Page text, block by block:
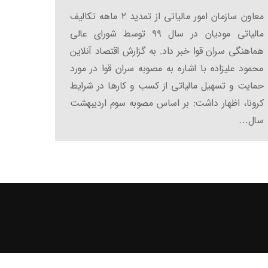
معاون سازمان امور مالیاتی از تمدید ۲ ماهه تکالیف
مالیاتی مودیان در سال ۹۹ توسط شورای عالی
هماهنگی سران قوا خبر داد. به گزارش اقتصاد آنلاین
محمود علیزاده با اشاره به مصوبه سران قوا در مورد
حمایت و تسهیل مالیاتی از کسب و کارها در شرایط
کرونا، اظهار داشت: بر اساس مصوبه سوم اردیبهشت
سال…